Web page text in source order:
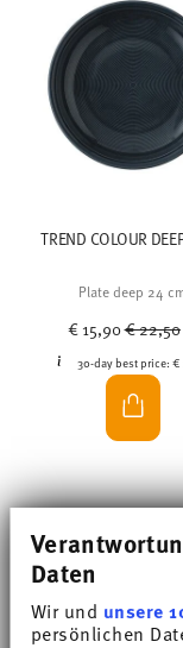
Daten
Wir und unsere
persönlichen
TREND COLOUR
Plate deep 24
€ 15,90Price
€ 22,50
30-day best price:€